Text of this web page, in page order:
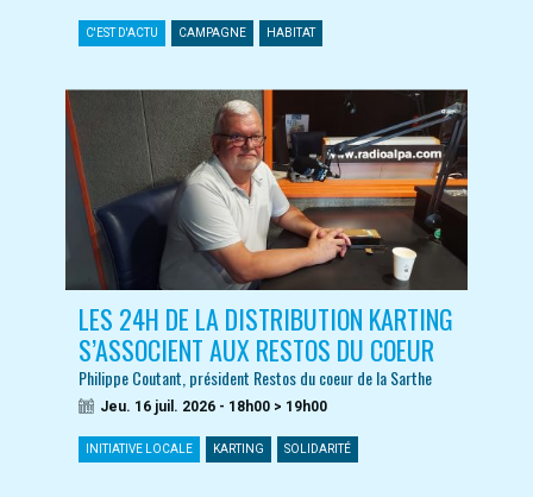
C'EST D'ACTU CAMPAGNE HABITAT
LES 24H DE LA DISTRIBUTION KARTING
S’ASSOCIENT AUX RESTOS DU COEUR
Philippe Coutant, président Restos du coeur de la Sarthe
Jeu. 16 juil. 2026 - 18h00 > 19h00
INITIATIVE LOCALE KARTING SOLIDARITÉ